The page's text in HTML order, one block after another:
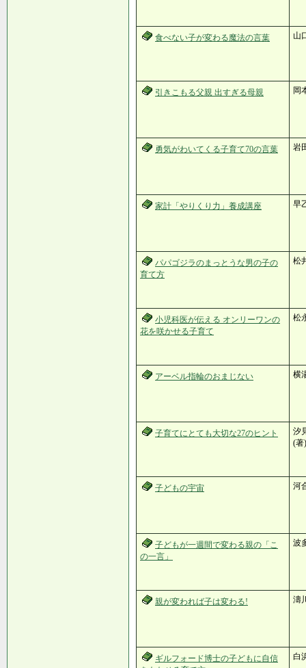
食べない子が変わる魔法の言葉 山
引きこもる父親 出すぎる母親 岡
勇気がわいてくる子育て70の言葉 岩
家計「やりくり力」養成講座 早
パパゴジラのまっとうな男の子の
育て方
松
小児科医が伝える オンリーワンの
花を咲かせる子育て
松
アーベル指輪のおまじない 横
子育てにとても大切な27のヒント
汐
(著)
子どもの宇宙 河
子どもが一週間で変わる親の「こ
の一言」
波
親が変われば子は変わる! 濤
ギルフォード博士の子どもに自信
白